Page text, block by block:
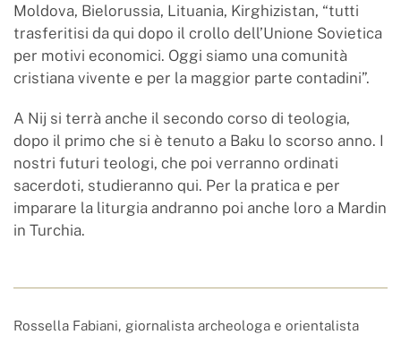
Moldova, Bielorussia, Lituania, Kirghizistan, “tutti
trasferitisi da qui dopo il crollo dell’Unione Sovietica
per motivi economici. Oggi siamo una comunità
cristiana vivente e per la maggior parte contadini”.
A Nij si terrà anche il secondo corso di teologia,
dopo il primo che si è tenuto a Baku lo scorso anno. I
nostri futuri teologi, che poi verranno ordinati
sacerdoti, studieranno qui. Per la pratica e per
imparare la liturgia andranno poi anche loro a Mardin
in Turchia.
Rossella Fabiani, giornalista archeologa e orientalista